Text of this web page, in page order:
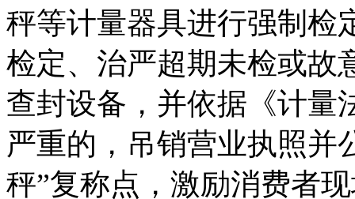
秤等计量器具进行强制检
检定、治严超期未检或故
查封设备，并依据《计量
严重的，吊销营业执照并
秤”复称点，激励消费者